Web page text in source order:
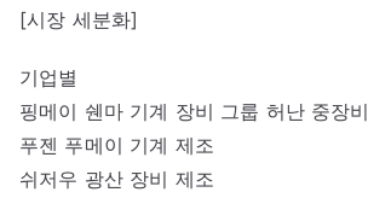
[시장 세분화]
기업별
핑메이 쉔마 기계 장비 그룹 허난 중장비
푸젠 푸메이 기계 제조
쉬저우 광산 장비 제조